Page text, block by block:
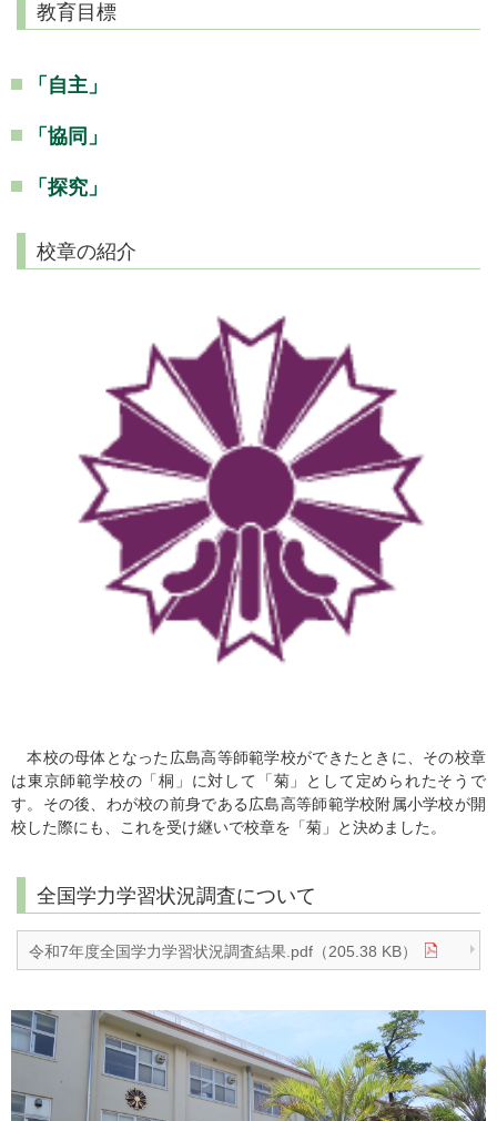
教育目標
「自主」
「協同」
「探究」
校章の紹介
本校の母体となった広島高等師範学校ができたときに、その校章
は東京師範学校の「桐」に対して「菊」として定められたそうで
す。その後、わが校の前身である広島高等師範学校附属小学校が開
校した際にも、これを受け継いで校章を「菊」と決めました。
全国学力学習状況調査について
令和7年度全国学力学習状況調査結果.pdf（205.38 KB）